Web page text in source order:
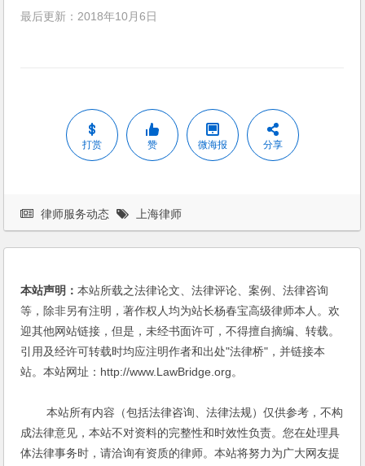
最后更新：2018年10月6日
打赏 赞 微海报 分享
律师服务动态 上海律师
本站声明：本站所载之法律论文、法律评论、案例、法律咨询
等，除非另有注明，著作权人均为站长杨春宝高级律师本人。欢
迎其他网站链接，但是，未经书面许可，不得擅自摘编、转载。
引用及经许可转载时均应注明作者和出处"法律桥"，并链接本
站。本站网址：http://www.LawBridge.org。
本站所有内容（包括法律咨询、法律法规）仅供参考，不构
成法律意见，本站不对资料的完整性和时效性负责。您在处理具
体法律事务时，请洽询有资质的律师。本站将努力为广大网友提